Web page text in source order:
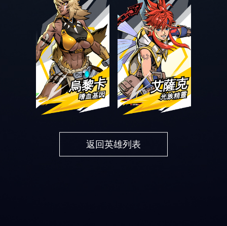
烏黎卡
嗜血基因
艾薩克
光族精靈
返回英雄列表